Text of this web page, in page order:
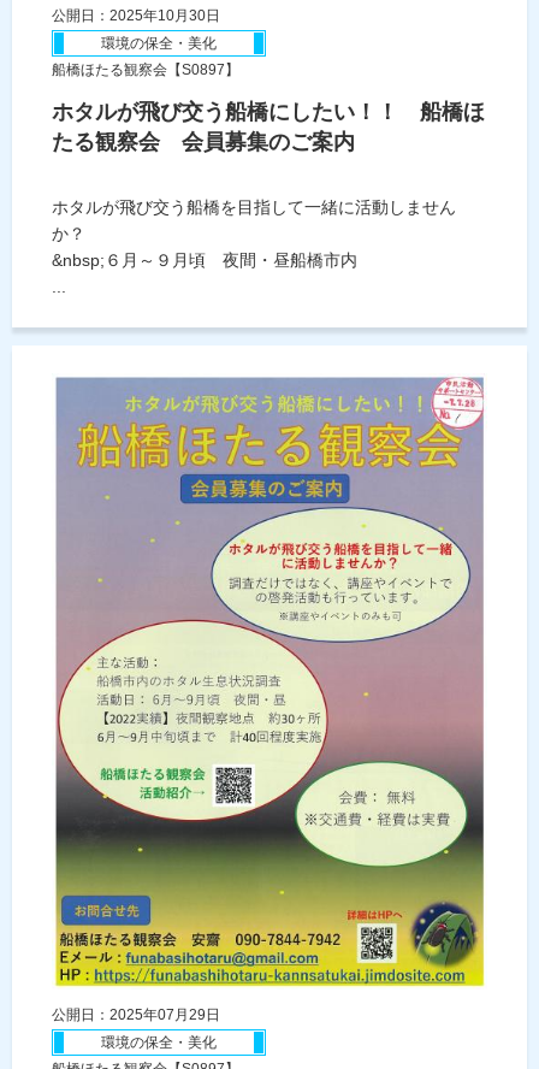
公開日：2025年10月30日
環境の保全・美化
船橋ほたる観察会【S0897】
ホタルが飛び交う船橋にしたい！！ 船橋ほ
たる観察会 会員募集のご案内
ホタルが飛び交う船橋を目指して一緒に活動しません
か？
&nbsp;６月～９月頃 夜間・昼船橋市内
公開日：2025年07月29日
環境の保全・美化